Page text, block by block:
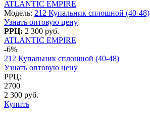
ATLANTIC EMPIRE
Модель: 212 Купальник сплошной (40-48)
Узнать оптовую цену
РРЦ: 2 300 руб.
ATLANTIC EMPIRE
-6%
212 Купальник сплошной (40-48)
Узнать оптовую цену
РРЦ:
2700
2 300 руб.
Купить